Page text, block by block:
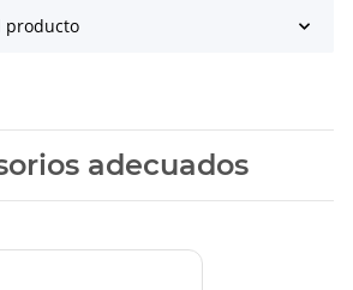
producto
adecuados